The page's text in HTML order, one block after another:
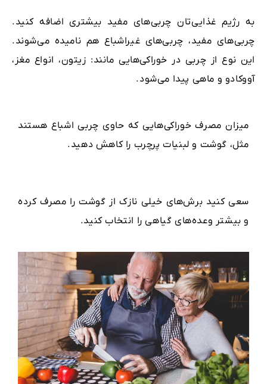
به رژیم غذایی‌تان چربی‌های مفید بیشتری اضافه کنید.
چربی‌های مفید، چربی‌های غیراشباع‌ هم نامیده می‌شوند.
این نوع از چربی در خوراکی‌هایی مانند: زیتون، انواع مغز،
آووکادو و ماهی پیدا می‌شود.
میزان مصرف خوراکی‌هایی که حاوی چربی اشباع هستند
مثل، گوشت و لبنیات پرچرب را کاهش دهید.
سعی کنید برش‌های خیلی نازک از گوشت را مصرف کرده
و بیشتر وعده‌های گیاهی را انتخاب کنید.